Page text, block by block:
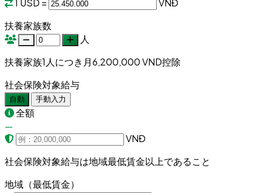
扶養家族数
人
扶養家族1人につき月6,200,000 VND控除
社会保険対象給与
自動 手動入力
全額
—
VNĐ
社会保険対象給与は地域最低賃金以上であること
地域（最低賃金）